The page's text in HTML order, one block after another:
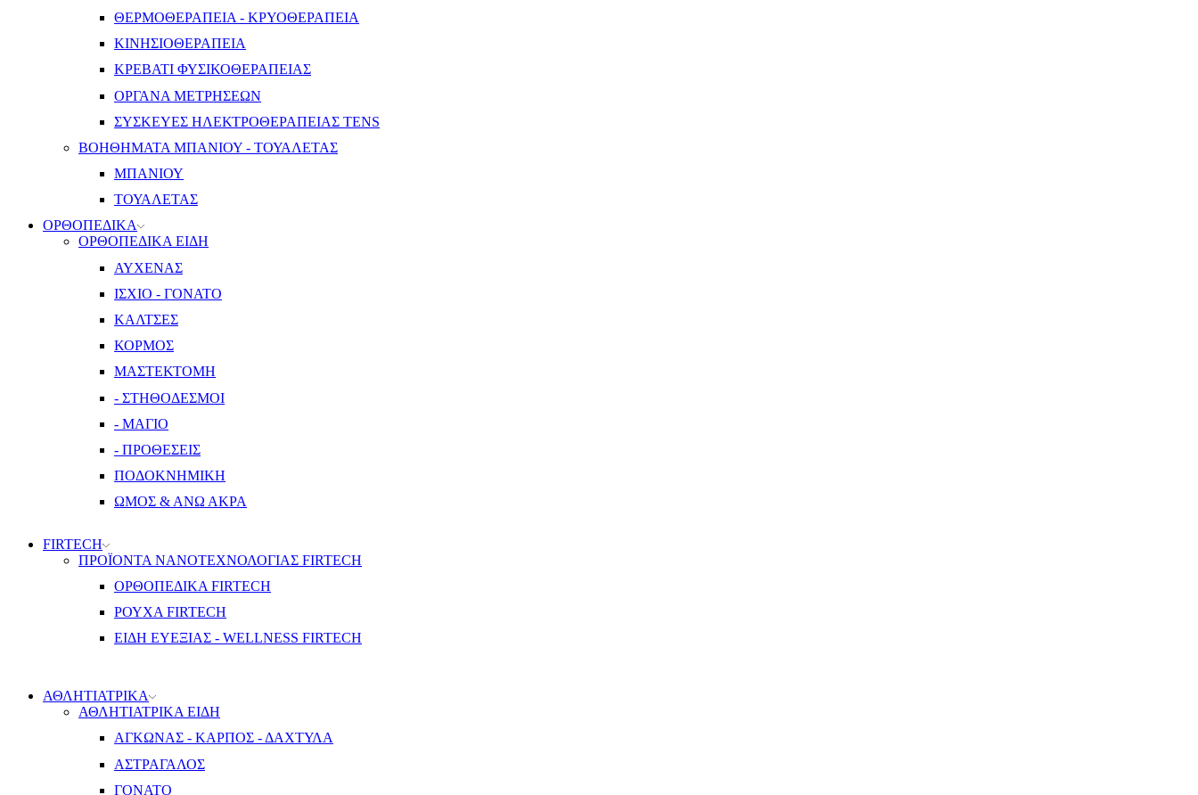
ΘΕΡΜΟΘΕΡΑΠΕΙΑ - ΚΡΥΟΘΕΡΑΠΕΙΑ
ΚΙΝΗΣΙΟΘΕΡΑΠΕΙΑ
ΚΡΕΒΑΤΙ ΦΥΣΙΚΟΘΕΡΑΠΕΙΑΣ
ΟΡΓΑΝΑ ΜΕΤΡΗΣΕΩΝ
ΣΥΣΚΕΥΕΣ ΗΛΕΚΤΡΟΘΕΡΑΠΕΙΑΣ TENS
ΒΟΗΘΗΜΑΤΑ ΜΠΑΝΙΟΥ - ΤΟΥΑΛΕΤΑΣ
ΜΠΑΝΙΟΥ
ΤΟΥΑΛΕΤΑΣ
ΟΡΘΟΠΕΔΙΚΑ
ΟΡΘΟΠΕΔΙΚΑ ΕΙΔΗ
ΑΥΧΕΝΑΣ
ΙΣΧΙΟ - ΓΟΝΑΤΟ
ΚΑΛΤΣΕΣ
ΚΟΡΜΟΣ
ΜΑΣΤΕΚΤΟΜΗ
- ΣΤΗΘΟΔΕΣΜΟΙ
- ΜΑΓΙΟ
- ΠΡΟΘΕΣΕΙΣ
ΠΟΔΟΚΝΗΜΙΚΗ
ΩΜΟΣ & ΑΝΩ ΑΚΡΑ
FIRTECH
ΠΡΟΪΟΝΤΑ ΝΑΝΟΤΕΧΝΟΛΟΓΙΑΣ FIRTECH
ΟΡΘΟΠΕΔΙΚΑ FIRTECH
ΡΟΥΧΑ FIRTECH
ΕΙΔΗ ΕΥΕΞΙΑΣ - WELLNESS FIRTECH
ΑΘΛΗΤΙΑΤΡΙΚΑ
ΑΘΛΗΤΙΑΤΡΙΚΑ ΕΙΔΗ
ΑΓΚΩΝΑΣ - ΚΑΡΠΟΣ - ΔΑΧΤΥΛΑ
ΑΣΤΡΑΓΑΛΟΣ
ΓΟΝΑΤΟ